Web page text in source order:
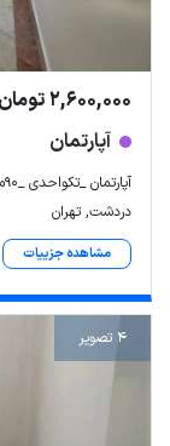
2,600,000 تومان رهن
آپارتمان
آپارتمان _تکواحدی _۹۰متری _فول
دردشت, تهران
مشاهده جزییات
4 تصویر